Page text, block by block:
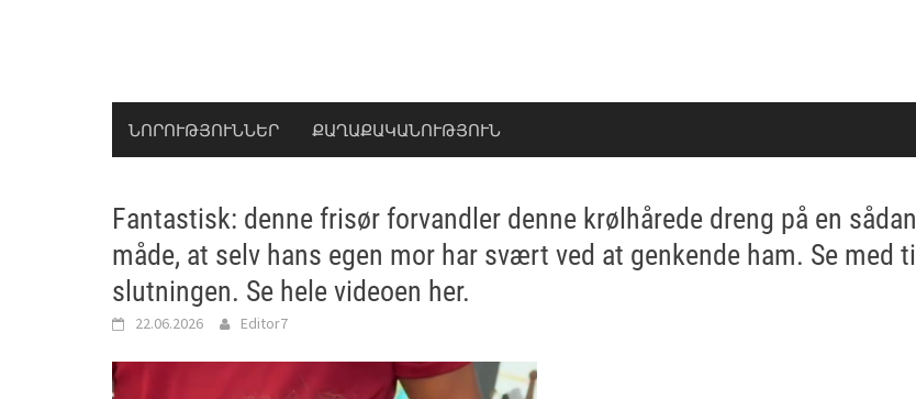
ՆՈՐՈՒԹՅՈՒՆՆԵՐ ՔԱՂԱՔԱԿԱՆՈՒԹՅՈՒՆ
Fantastisk: denne frisør forvandler denne krølhårede dreng på en sådan
måde, at selv hans egen mor har svært ved at genkende ham. Se med til
slutningen. Se hele videoen her.
22.06.2026 Editor7